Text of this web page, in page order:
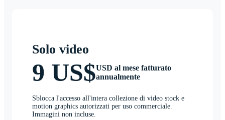
Solo video
9 US$USD al mese fatturato
annualmente
Sblocca l'accesso all'intera collezione di video stock e
motion graphics autorizzati per uso commerciale.
Immagini non incluse.